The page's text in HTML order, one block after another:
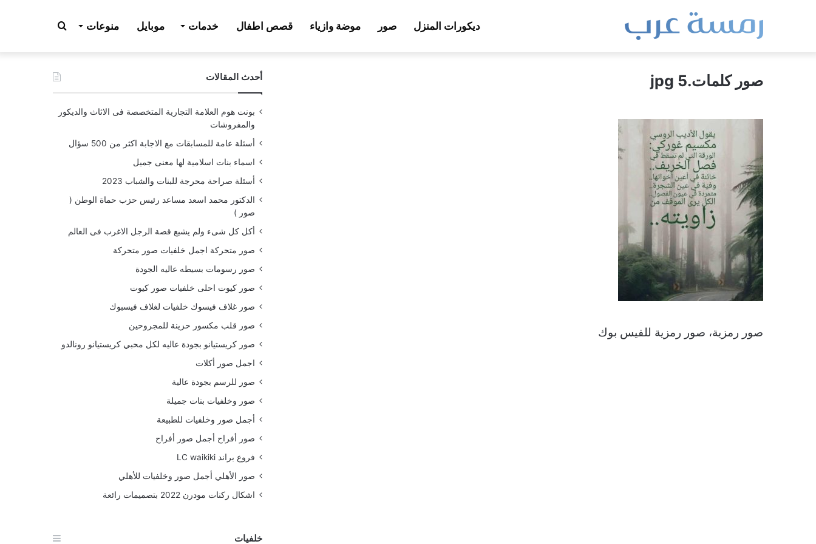
ديكورات المنزل صور موضة وازياء قصص اطفال خدمات موبايل منوعات بحث
عن صور كلمات.jpg 5
صور رمزية، صور رمزية للفيس بوك
أحدث المقالات
بونت هوم العلامة التجارية المتخصصة فى الاثاث والديكور
والمفروشات
أسئلة عامة للمسابقات مع الاجابة اكثر من 500 سؤال
اسماء بنات اسلامية لها معنى جميل
أسئلة صراحة محرجة للبنات والشباب 2023
الدكتور محمد اسعد مساعد رئيس حزب حماة الوطن (
صور )
أكل كل شىء ولم يشبع قصة الرجل الاغرب فى العالم
صور متحركة اجمل خلفيات صور متحركة
صور رسومات بسيطه عاليه الجودة
صور كيوت احلى خلفيات صور كيوت
صور غلاف فيسوك خلفيات لغلاف فيسبوك
صور قلب مكسور حزينة للمجروحين
صور كريستيانو بجودة عاليه لكل محبي كريستيانو رونالدو
اجمل صور أكلات
صور للرسم بجودة عالية
صور وخلفيات بنات جميلة
أجمل صور وخلفيات للطبيعة
صور أفراح أجمل صور أفراح
فروع براند LC waikiki
صور الأهلي أجمل صور وخلفيات للأهلي
اشكال ركنات مودرن 2022 بتصميمات رائعة
خلفيات